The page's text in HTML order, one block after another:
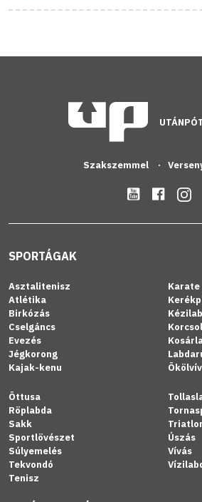
Szakszemmel
SPORTÁGAK
Asztalitenisz
Atlétika
Birkózás
Cselgáncs
Evezés
Jégkorong
Kajak-kenu
Karate
Öttusa
Röplabda
Sakk
Sportlövészet
Súlyemelés
Tekvondó
Tenisz
Úszás
Vívás